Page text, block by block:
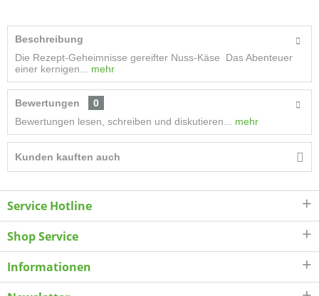
Beschreibung
Die Rezept-Geheimnisse gereifter Nuss-Käse Das Abenteuer
einer kernigen...
mehr
Bewertungen
0
Bewertungen lesen, schreiben und diskutieren...
mehr
Kunden kauften auch
Service Hotline
Shop Service
Informationen